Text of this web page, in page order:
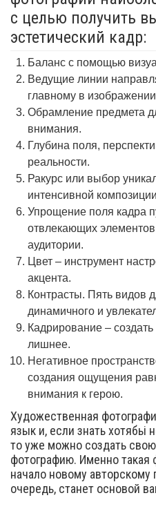
с целью получить
эстетический кадр:
Баланс с помощью
Ведущие линии
главному в
Обрамление предмета
внимания.
Глубина поля,
реальности.
Ракурс или выбор
интенсивной
Упрощение поля кадра
отвлекающих
аудитории.
Цвет – инструмент
акцента.
Контрасты. Пять видов
динамичного и
Кадрирование –
лишнее.
Негативное
создания ощущения
внимания к герою.
Художественная
язык и, если знать
то уже можно создать
фотографию. Именно такая
начало новому
очередь, станет основой